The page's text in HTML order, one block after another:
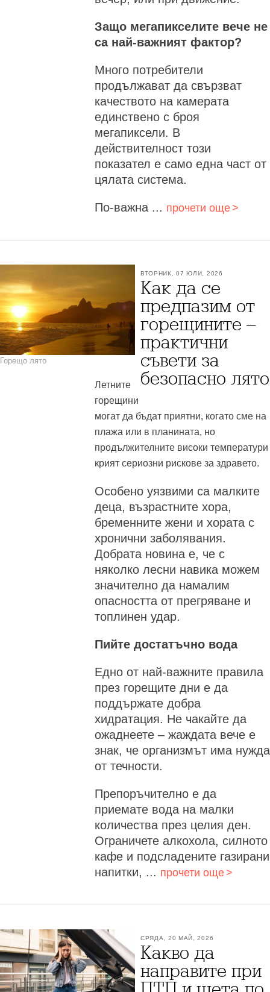
Защо мегапикселите вече не
са най-важният фактор?
Много потребители
продължават да свързват
качеството на камерата
единствено с броя
мегапиксели. В
действителност този
показател е само една част от
цялата система.
По-важна ... прочети още
ВТОРНИК, 07 ЮЛИ, 2026
Как да се
предпазим от
горещините –
практични
съвети за
безопасно лято
Горещо лято
Летните
горещини
могат да бъдат приятни, когато сме на
плажа или в планината, но
продължителните високи температури
крият сериозни рискове за здравето.
Особено уязвими са малките
деца, възрастните хора,
бременните жени и хората с
хронични заболявания.
Добрата новина е, че с
няколко лесни навика можем
значително да намалим
опасността от прегряване и
топлинен удар.
Пийте достатъчно вода
Едно от най-важните правила
през горещите дни е да
поддържате добра
хидратация. Не чакайте да
ожаднеете – жаждата вече е
знак, че организмът има нужда
от течности.
Препоръчително е да
приемате вода на малки
количества през целия ден.
Ограничете алкохола, силното
кафе и подсладените газирани
напитки, ... прочети още
СРЯДА, 20 МАЙ, 2026
Какво да
направите при